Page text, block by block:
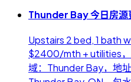
Thunder Bay 今日房
Upstairs 2 bed, 1 bath
$2400/mth + utilities
域：Thunder Bay，地